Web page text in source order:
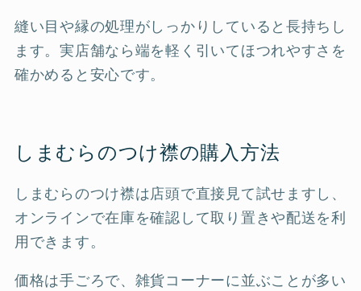
縫い目や縁の処理がしっかりしていると長持ちし
ます。実店舗なら端を軽く引いてほつれやすさを
確かめると安心です。
しまむらのつけ襟の購入方法
しまむらのつけ襟は店頭で直接見て試せますし、
オンラインで在庫を確認して取り置きや配送を利
用できます。
価格は手ごろで、雑貨コーナーに並ぶことが多い